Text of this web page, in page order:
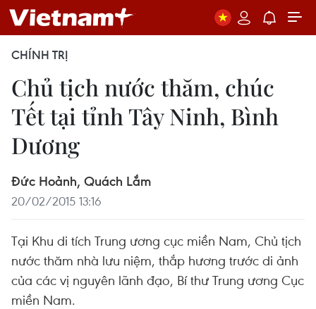
CHÍNH TRỊ
Chủ tịch nước thăm, chúc
Tết tại tỉnh Tây Ninh, Bình
Dương
Đức Hoảnh, Quách Lắm
20/02/2015 13:16
Tại Khu di tích Trung ương cục miền Nam, Chủ tịch
nước thăm nhà lưu niệm, thắp hương trước di ảnh
của các vị nguyên lãnh đạo, Bí thư Trung ương Cục
miền Nam.